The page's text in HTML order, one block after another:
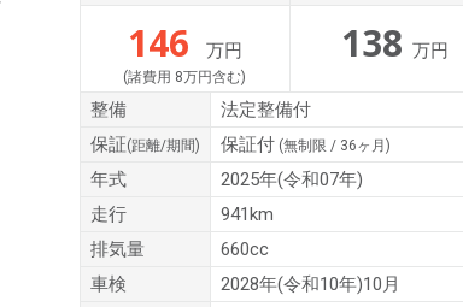
146 万円
(諸費用 8万円含む)
138 万円
整備
法定整備付
保証(距離/期間) 保証付(無制限 / 36ヶ月)
年式
2025年(令和07年)
走行
941km
排気量
660cc
車検
2028年(令和10年)10月